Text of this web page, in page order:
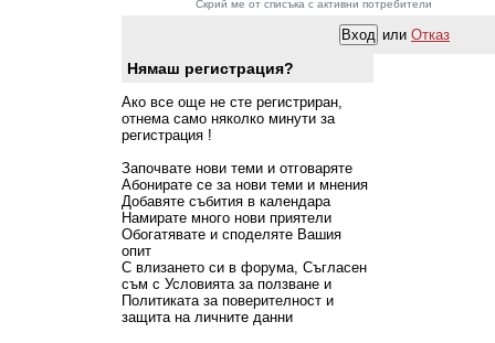
Скрий ме от списъка с активни потребители
или Отказ
Нямаш регистрация?
Ако все още не сте регистриран,
отнема само няколко минути за
регистрация !
Започвате нови теми и отговаряте
Абонирате се за нови теми и мнения
Добавяте събития в календара
Намирате много нови приятели
Обогатявате и споделяте Вашия
опит
С влизането си в форума, Съгласен
съм с Условията за ползване и
Политиката за поверителност и
защита на личните данни